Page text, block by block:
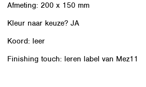
Afmeting: 200 x 150 mm
Kleur naar keuze? JA
Koord: leer
Finishing touch: leren label van Mez11